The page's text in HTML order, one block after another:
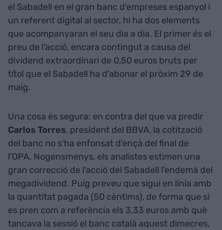
el Sabadell en el gran banc d'empreses espanyol i
un referent digital al sector, hi ha dos elements
que acompanyaran el seu dia a dia. El primer és el
preu de l'acció, encara contingut a causa del
dividend extraordinari de 0,50 euros bruts per
títol que el Sabadell ha d'abonar el pròxim 29 de
maig.
Una cosa és segura: en contra del que va predir
Carlos Torres, president del BBVA, la cotització
del banc no s'ha enfonsat d'ençà del final de
l'OPA. Nogensmenys, els analistes estimen una
gran correcció de l'acció del Sabadell l'endemà del
megadividend. Puig preveu que sigui en línia amb
la quantitat pagada (50 cèntims), de forma que si
es pren com a referència els 3,33 euros amb què
tancava la sessió el banc català aquest dimecres,